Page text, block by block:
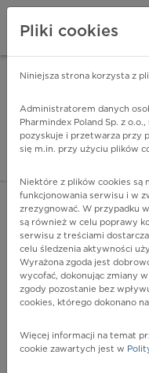
ZALOGUJ
Pliki cookies
Niniejsza strona korzysta z
Administratorem danych
Pharmindex Poland Sp. z
pozyskuje i przetwarza przy
się m.in. przy użyciu plików
Niektóre z plików cookies są
funkcjonowania serwisu i w
zrezygnować. W przypadku
są również w celu poprawy
serwisu z treściami
celu śledzenia aktywności
Wyrażona zgoda jest
wycofać, dokonując zmiany
zgody pozostanie bez
cookies, którego dokonano
Więcej informacji na temat
cookie zawartych jest w
ZA DARMO - w